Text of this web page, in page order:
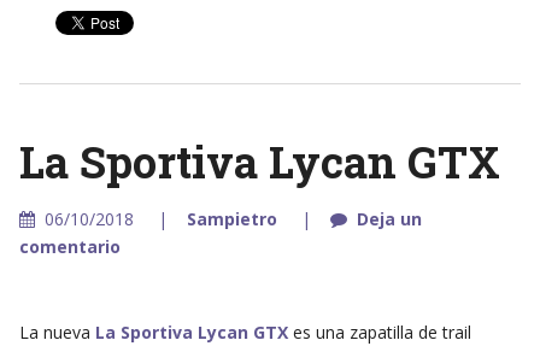
La Sportiva Lycan GTX
06/10/2018 Sampietro
Deja un
comentario
La nueva La Sportiva Lycan GTXes una zapatilla de trail